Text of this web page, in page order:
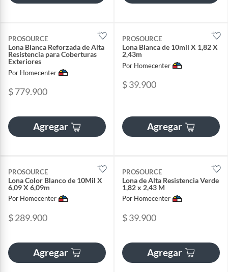
PROSOURCE
Lona Blanca Reforzada de Alta
Resistencia para Coberturas
Exteriores
Por Homecenter
$ 779.900
Agregar
PROSOURCE
Lona Blanca de 10mil X 1,82 X
2,43m
Por Homecenter
$ 39.900
Agregar
PROSOURCE
Lona Color Blanco de 10Mil X
6,09 X 6,09m
Por Homecenter
$ 289.900
Agregar
PROSOURCE
Lona de Alta Resistencia Verde
1,82 x 2,43 M
Por Homecenter
$ 39.900
Agregar